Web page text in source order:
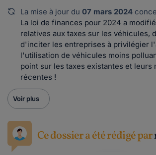
La mise à jour du 07 mars 2024
La loi de finances pour 2024 a
relatives aux taxes sur les véhicules,
d'inciter les entreprises à privilégier
l'utilisation de véhicules moins
point sur les taxes existantes et leurs
récentes !
Voir plus
Ce dossier a été rédigé par